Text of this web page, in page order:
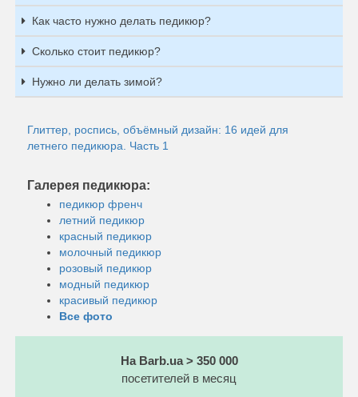
Как часто нужно делать педикюр?
Сколько стоит педикюр?
Нужно ли делать зимой?
Глиттер, роспись, объёмный дизайн: 16 идей для
летнего педикюра. Часть 1
Галерея педикюра:
педикюр френч
летний педикюр
красный педикюр
молочный педикюр
розовый педикюр
модный педикюр
красивый педикюр
Все фото
На Barb.ua > 350 000
посетителей в месяц